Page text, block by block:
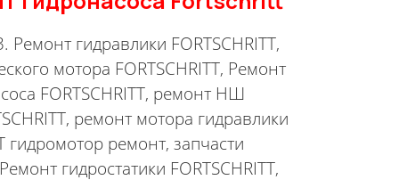
гидравлики FORTSCHRITT,
мотора FORTSCHRITT, Ремонт
FORTSCHRITT, ремонт НШ
, ремонт мотора гидравлики
гидромотор ремонт, запчасти
гидростатики FORTSCHRITT,